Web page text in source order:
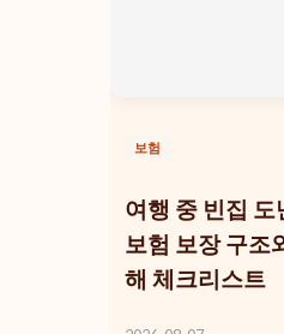
보험
여행 중 빈집
보험 보장 구조
해 체크리스트